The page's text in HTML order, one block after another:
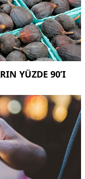
YÜZDE 90’I